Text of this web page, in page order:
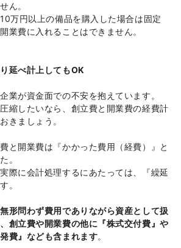
ん。
万円以上の備品を購入した場合は固定
業費に入れることはできません。
延べ計上してもOK
業が資金面での不安を抱えています。
縮したいなら、創立費と開業費の経費計
きましょう。
と開業費は『かかった費用（経費）』と
。
際に会計処理するにあたっては、『繰延
。
形問わず費用でありながら資産として扱
創立費や開業費の他に『株式交付費』や
費』なども含まれます。